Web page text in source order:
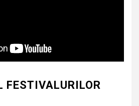
FESTIVALURILOR